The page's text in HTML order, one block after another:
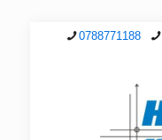
0788771188